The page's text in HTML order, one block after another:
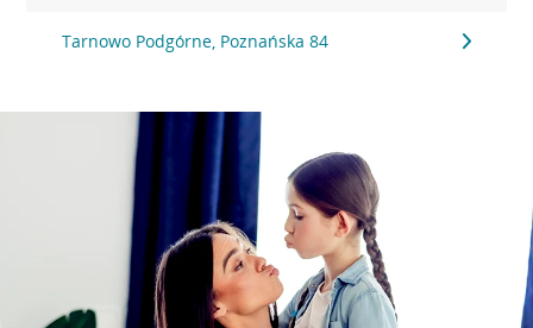
Tarnowo Podgórne, Poznańska 84